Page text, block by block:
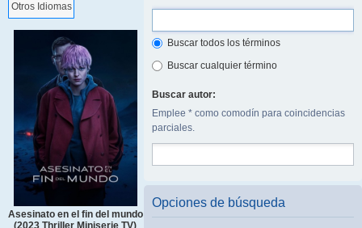
Otros Idiomas
Asesinato en el fin del mundo
(2023 Thriller Miniserie TV)
Buscar todos los términos
Buscar cualquier término
Buscar autor:
Emplee * como comodín para coincidencias
parciales.
Opciones de búsqueda